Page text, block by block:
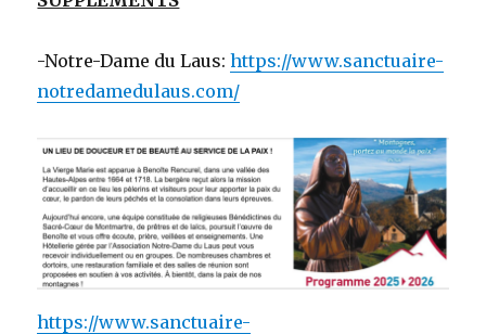
-Notre-Dame du Laus:https://www.sanctuaire-
notredamedulaus.com/
https://www.sanctuaire-